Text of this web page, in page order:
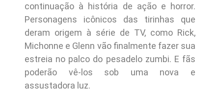
continuação à história de ação e horror.
Personagens icônicos das tirinhas que
deram origem à série de TV, como Rick,
Michonne e Glenn vão finalmente fazer sua
estreia no palco do pesadelo zumbi. E fãs
poderão vê-los sob uma nova e
assustadora luz.